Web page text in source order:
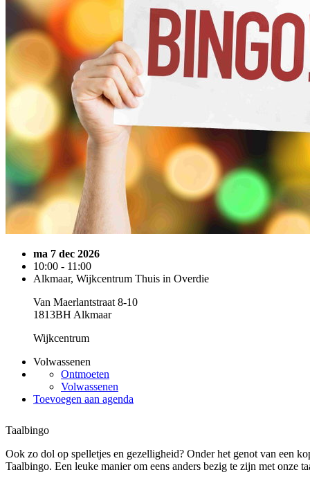
ma 7 dec 2026
10:00 - 11:00
Alkmaar, Wijkcentrum Thuis in Overdie
Van Maerlantstraat 8-10
1813BH Alkmaar
Wijkcentrum
Volwassenen
Ontmoeten
Volwassenen
Toevoegen aan agenda
Taalbingo
Ook zo dol op spelletjes en gezelligheid? Onder het genot van een
Taalbingo. Een leuke manier om eens anders bezig te zijn met onze